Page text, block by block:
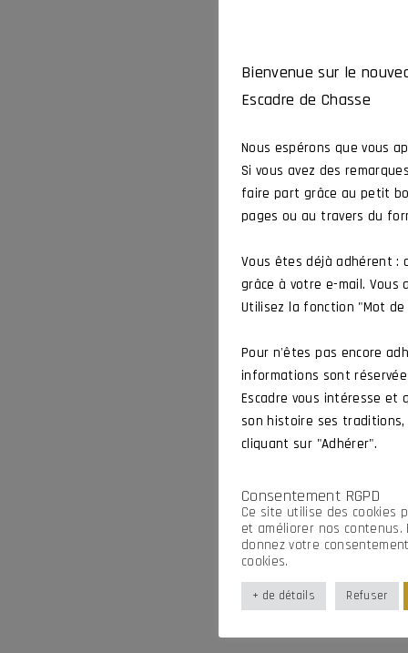
Bienvenue sur le
Escadre de Chasse
Nous espérons que vous
Si vous avez des
faire part grâce au petit
pages ou au travers du
Vous êtes déjà adhérent :
grâce à votre e-mail. Vous
Utilisez la fonction "Mot
Pour n'êtes pas encore
informations sont
Escadre vous intéresse et
son histoire ses
cliquant sur "Adhérer".
Consentement RGPD
Ce site utilise des cookies
et améliorer nos
donnez votre
cookies.
+ de détails Refuser